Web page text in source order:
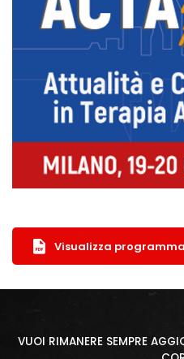
Visualizza programma
VUOI RIMANERE SEMPRE